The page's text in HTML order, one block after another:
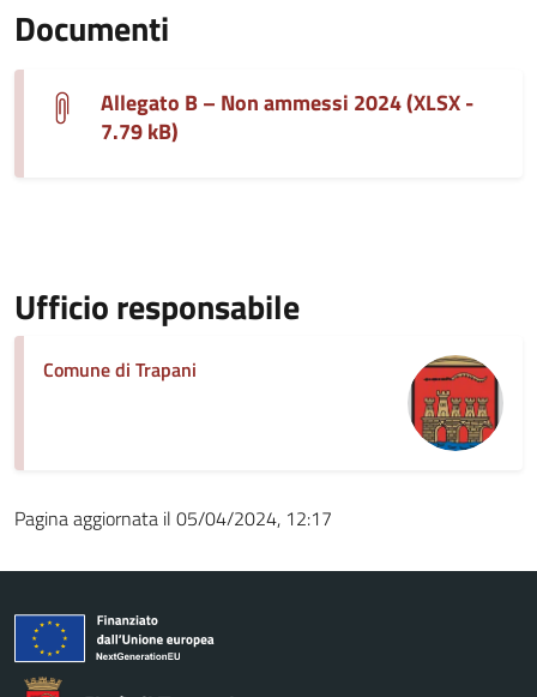
Documenti
Allegato B – Non ammessi 2024 (XLSX -
7.79 kB)
Ufficio responsabile
Comune di Trapani
Pagina aggiornata il 05/04/2024, 12:17